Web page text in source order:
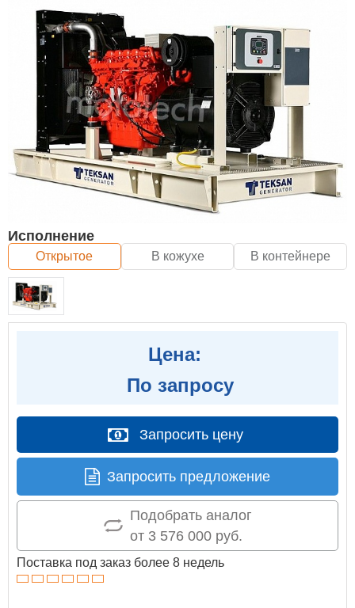
Исполнение
Открытое В кожухе В контейнере
Цена:
По запросу
Запросить цену
Запросить предложение
Подобрать аналог
от 3 576 000 руб.
Поставка под заказ более 8 недель